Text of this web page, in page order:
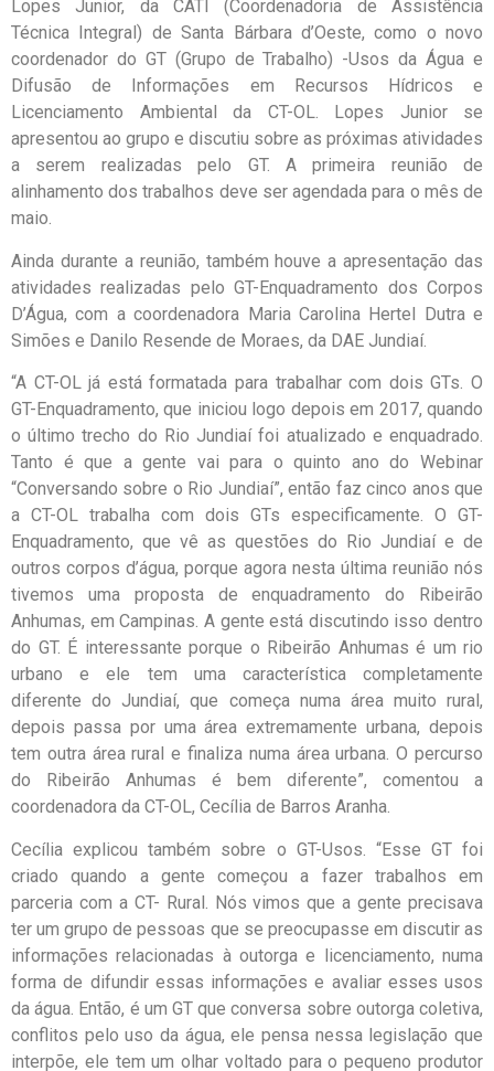
Lopes Junior, da CATI (Coordenadoria de Assistência
Técnica Integral) de Santa Bárbara d’Oeste, como o novo
coordenador do GT (Grupo de Trabalho) -Usos da Água e
Difusão de Informações em Recursos Hídricos e
Licenciamento Ambiental da CT-OL. Lopes Junior se
apresentou ao grupo e discutiu sobre as próximas atividades
a serem realizadas pelo GT. A primeira reunião de
alinhamento dos trabalhos deve ser agendada para o mês de
maio.
Ainda durante a reunião, também houve a apresentação das
atividades realizadas pelo GT-Enquadramento dos Corpos
D’Água, com a coordenadora Maria Carolina Hertel Dutra e
Simões e Danilo Resende de Moraes, da DAE Jundiaí.
“A CT-OL já está formatada para trabalhar com dois GTs. O
GT-Enquadramento, que iniciou logo depois em 2017, quando
o último trecho do Rio Jundiaí foi atualizado e enquadrado.
Tanto é que a gente vai para o quinto ano do Webinar
“Conversando sobre o Rio Jundiaí”, então faz cinco anos que
a CT-OL trabalha com dois GTs especificamente. O GT-
Enquadramento, que vê as questões do Rio Jundiaí e de
outros corpos d’água, porque agora nesta última reunião nós
tivemos uma proposta de enquadramento do Ribeirão
Anhumas, em Campinas. A gente está discutindo isso dentro
do GT. É interessante porque o Ribeirão Anhumas é um rio
urbano e ele tem uma característica completamente
diferente do Jundiaí, que começa numa área muito rural,
depois passa por uma área extremamente urbana, depois
tem outra área rural e finaliza numa área urbana. O percurso
do Ribeirão Anhumas é bem diferente”, comentou a
coordenadora da CT-OL, Cecília de Barros Aranha.
Cecília explicou também sobre o GT-Usos. “Esse GT foi
criado quando a gente começou a fazer trabalhos em
parceria com a CT- Rural. Nós vimos que a gente precisava
ter um grupo de pessoas que se preocupasse em discutir as
informações relacionadas à outorga e licenciamento, numa
forma de difundir essas informações e avaliar esses usos
da água. Então, é um GT que conversa sobre outorga coletiva,
conflitos pelo uso da água, ele pensa nessa legislação que
interpõe, ele tem um olhar voltado para o pequeno produtor